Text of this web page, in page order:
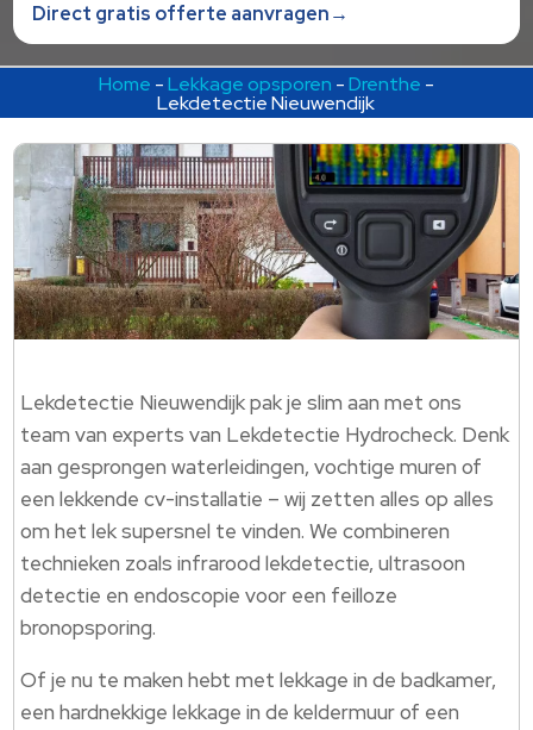
Direct gratis offerte aanvragen→
Home -Lekkage opsporen -Drenthe -
Lekdetectie Nieuwendijk
Lekdetectie Nieuwendijk pak je slim aan met ons
team van experts van Lekdetectie Hydrocheck.​ Denk
aan gesprongen waterleidingen, vochtige muren of
een lekkende cv-installatie – wij zetten alles op alles
om het lek supersnel te vinden.​ We combineren
technieken zoals infrarood lekdetectie, ultrasoon
detectie en endoscopie voor een feilloze
bronopsporing.​
Of je nu te maken hebt met lekkage in de badkamer,
een hardnekkige lekkage in de keldermuur of een